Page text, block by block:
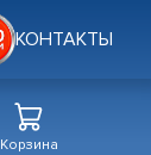
КОНТАКТЫ
Корзина